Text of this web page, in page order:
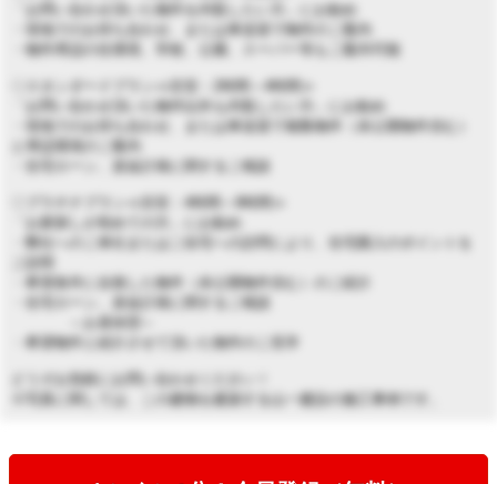
「お問い合わせ頂いた物件を内覧したい方」にお勧め
・現地でのお待ち合わせ、または車送迎で物件のご案内
「お問い合わせ頂いた物件以外も内覧したい方」にお勧め
・現地でのお待ち合わせ、または車送迎で複数物件（未公開物件含む）
・住宅ローン、資金計画に関するご相談
「お家探しが初めての方」にお勧め
・希望条件に合致した物件（未公開物件含む）のご紹介
・希望物件と紹介させて頂いた物件のご見学
どうぞお気軽にお問い合わせください！
※写真に関しては、この建物を建築する山一建設の施工事例です。